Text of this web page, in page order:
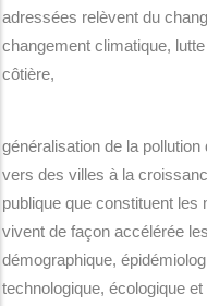
adressées relèvent du
changement climatique,
côtière,
généralisation de la pollution
vers des villes à la
publique que constituent
vivent de façon accélérée
démographique,
technologique, écologique